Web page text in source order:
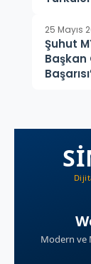
25 Mayıs
Şuhut
Başkan